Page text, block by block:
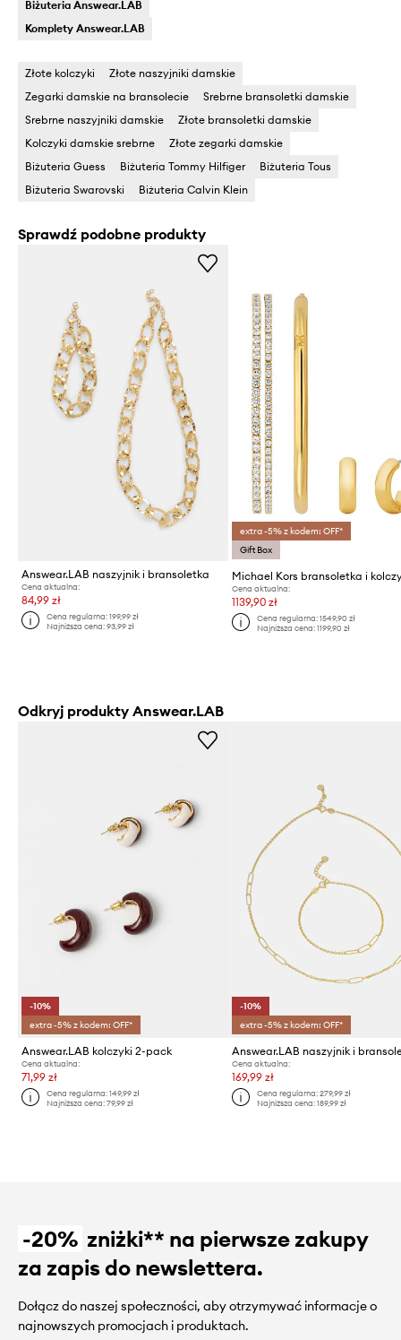
Biżuteria Answear.LAB
Komplety Answear.LAB
Złote kolczyki
Złote naszyjniki damskie
Zegarki damskie na bransolecie
Srebrne bransoletki damskie
Srebrne naszyjniki damskie
Złote bransoletki damskie
Kolczyki damskie srebrne
Złote zegarki damskie
Biżuteria Guess
Biżuteria Tommy Hilfiger
Biżuteria Tous
Biżuteria Swarovski
Biżuteria Calvin Klein
Sprawdź podobne produkty
Answear.LAB naszyjnik i bransoletka
Cena aktualna:
84,99 zł
Cena regularna:199,99 zł
Najniższa cena:93,99 zł
extra -5% z kodem: OFF*
Gift Box
Michael Kors bransoletka i
Cena aktualna:
1139,90 zł
Cena regularna: 1549,90 zł
Najniższa cena: 1199,90 zł
Odkryj produkty Answear.LAB
-10%
extra -5% z kodem: OFF*
Answear.LAB kolczyki 2-pack
Cena aktualna:
71,99 zł
Cena regularna:149,99 zł
Najniższa cena:79,99 zł
-10%
extra -5% z kodem: OFF*
Cena aktualna:
169,99 zł
Cena regularna: 279,99 zł
Najniższa cena: 189,99 zł
-20% zniżki** na pierwsze zakupy
za zapis do newslettera.
Dołącz do naszej społeczności, aby otrzymywać informacje o
najnowszych promocjach i produktach.